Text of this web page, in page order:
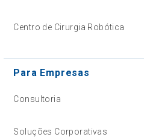
Centro de Cirurgia Robótica
Para Empresas
Consultoria
Soluções Corporativas